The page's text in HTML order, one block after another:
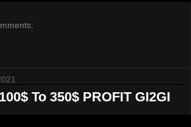
To 350$ PROFIT GI2GI